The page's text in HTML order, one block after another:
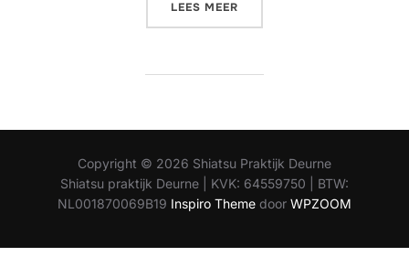
LEES MEER
Copyright © 2026 Shiatsu Praktijk Deurne
Shiatsu praktijk Deurne | KVK: 64559750 | BTW:
NL001870069B19 Inspiro Theme door WPZOOM